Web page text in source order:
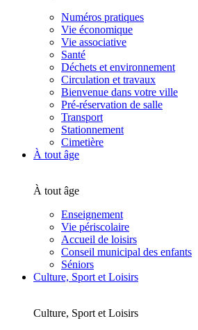
Numéros pratiques
Vie économique
Vie associative
Santé
Déchets et environnement
Circulation et travaux
Bienvenue dans votre ville
Pré-réservation de salle
Transport
Stationnement
Cimetière
À tout âge
À tout âge
Enseignement
Vie périscolaire
Accueil de loisirs
Conseil municipal des enfants
Séniors
Culture, Sport et Loisirs
Culture, Sport et Loisirs